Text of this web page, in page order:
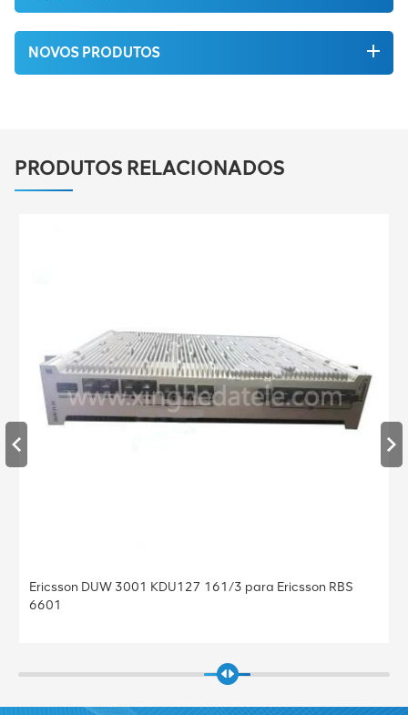
NOVOS PRODUTOS
PRODUTOS RELACIONADOS
Ericsson DUW 3001 KDU127 161/3 para Ericsson RBS
6601